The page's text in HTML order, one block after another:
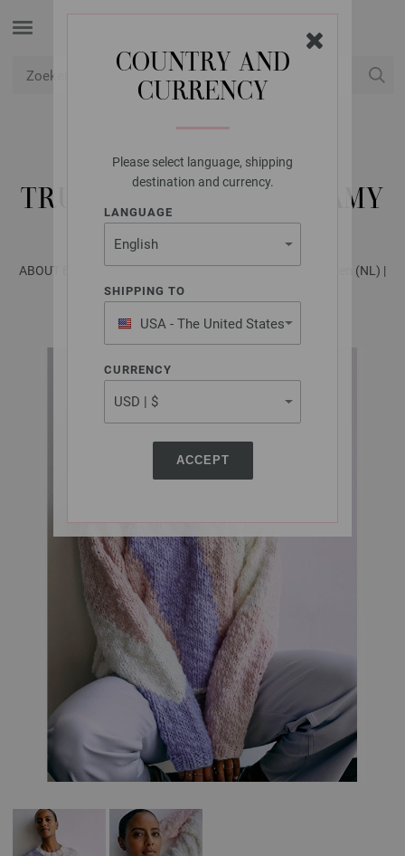
COUNTRY AND
CURRENCY
Please select language, shipping
destination and currency.
LANGUAGE
SHIPPING TO
USA - The United States
of America
CURRENCY
ACCEPT
LANA GROSSA
TRUI LALA BERLIN FLAMY
ABOUT BERLIN No. 12 - Tijdschrift (DE) + Breibeschrijvingen (NL) |
Model 16